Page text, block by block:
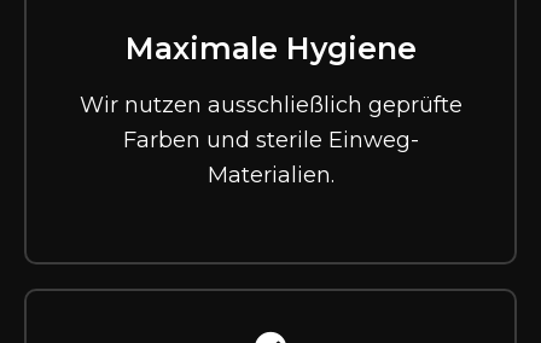
Maximale Hygiene
Wir nutzen ausschließlich geprüfte
Farben und sterile Einweg-
Materialien.